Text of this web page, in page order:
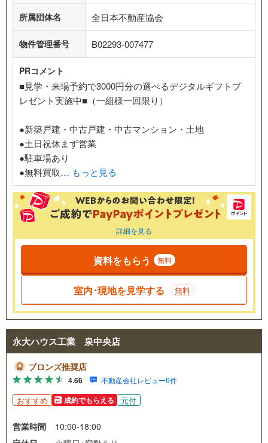
所属団体名 全日本不動産協会
物件管理番号 B02293-007477
PRコメント
■見学・来場予約で3000円分の選べるデジタルギフトプ
レゼント実施中■（一組様一回限り）
●新築戸建・中古戸建・中古マンション・土地
●土日祝休まず営業
●駐車場あり
●無料買取… もっと見る
詳細を見る
資料をもらう 無料
室内･現地を見学する 無料
永大ハウス工業 泉中央店
ブロンズ推奨店
4.66 不動産会社レビュー6件
おすすめ 成約でもらえる 元付
営業時間
10:00-18:00